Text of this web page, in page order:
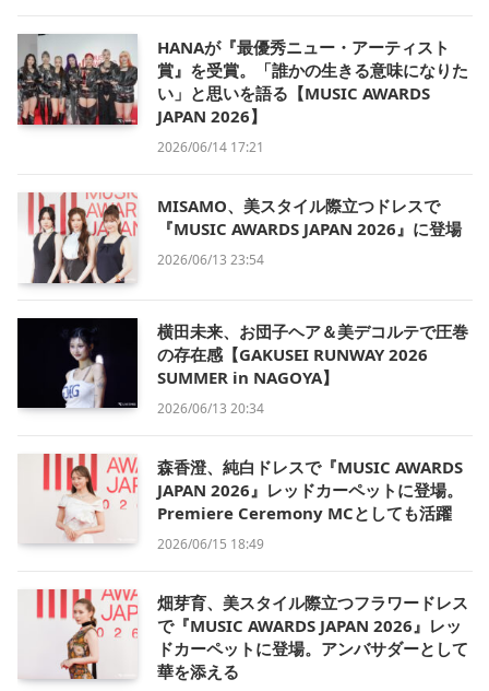
HANAが『最優秀ニュー・アーティスト
賞』を受賞。「誰かの生きる意味になりた
い」と思いを語る【MUSIC AWARDS
JAPAN 2026】
2026/06/14 17:21
MISAMO、美スタイル際立つドレスで
『MUSIC AWARDS JAPAN 2026』に登場
2026/06/13 23:54
横田未来、お団子ヘア＆美デコルテで圧巻
の存在感【GAKUSEI RUNWAY 2026
SUMMER in NAGOYA】
2026/06/13 20:34
森香澄、純白ドレスで『MUSIC AWARDS
JAPAN 2026』レッドカーペットに登場。
Premiere Ceremony MCとしても活躍
2026/06/15 18:49
畑芽育、美スタイル際立つフラワードレス
で『MUSIC AWARDS JAPAN 2026』レッ
ドカーペットに登場。アンバサダーとして
華を添える